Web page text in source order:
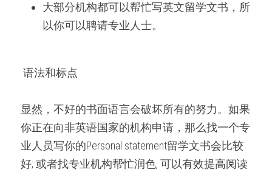
大部分机构都可以帮忙写英文留学文书，所
以你可以聘请专业人士。
语法和标点
显然，不好的书面语言会破坏所有的努力。如果
你正在向非英语国家的机构申请，那么找一个专
业人员写你的Personal statement留学文书会比较
好; 或者找专业机构帮忙润色, 可以有效提高阅读